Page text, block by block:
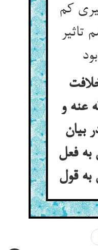
کم
عنه و
بیان
به فعل
به قول